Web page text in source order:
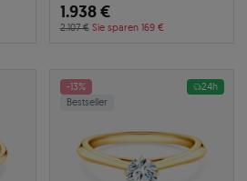
1.938 €
2.107 € Sie sparen 169 €
-13%
Bestseller
24h